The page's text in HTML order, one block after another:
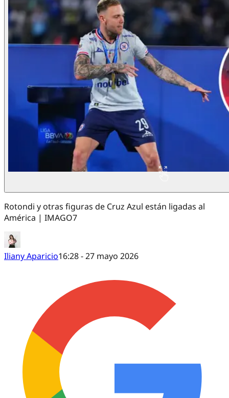
Rotondi y otras figuras de Cruz Azul están ligadas al
América | IMAGO7
Iliany Aparicio16:28 - 27 mayo 2026